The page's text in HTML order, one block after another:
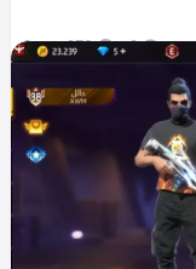
0
276
0